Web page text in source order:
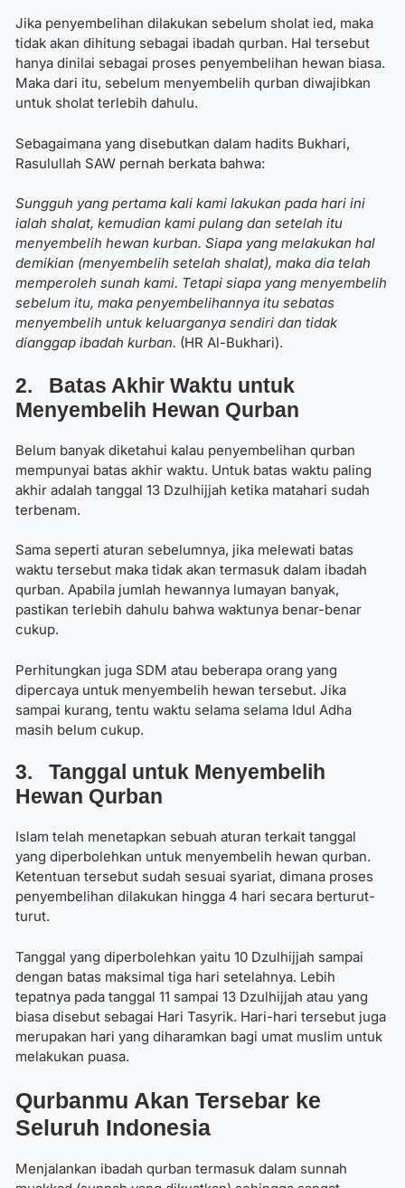
Jika penyembelihan dilakukan sebelum sholat ied, maka
tidak akan dihitung sebagai ibadah qurban. Hal tersebut
hanya dinilai sebagai proses penyembelihan hewan biasa.
Maka dari itu, sebelum menyembelih qurban diwajibkan
untuk sholat terlebih dahulu.
Sebagaimana yang disebutkan dalam hadits Bukhari,
Rasulullah SAW pernah berkata bahwa:
Sungguh yang pertama kali kami lakukan pada hari ini
ialah shalat, kemudian kami pulang dan setelah itu
menyembelih hewan kurban. Siapa yang melakukan hal
demikian (menyembelih setelah shalat), maka dia telah
memperoleh sunah kami. Tetapi siapa yang menyembelih
sebelum itu, maka penyembelihannya itu sebatas
menyembelih untuk keluarganya sendiri dan tidak
dianggap ibadah kurban. (HR Al-Bukhari).
2. Batas Akhir Waktu untuk
Menyembelih Hewan Qurban
Belum banyak diketahui kalau penyembelihan qurban
mempunyai batas akhir waktu. Untuk batas waktu paling
akhir adalah tanggal 13 Dzulhijjah ketika matahari sudah
terbenam.
Sama seperti aturan sebelumnya, jika melewati batas
waktu tersebut maka tidak akan termasuk dalam ibadah
qurban. Apabila jumlah hewannya lumayan banyak,
pastikan terlebih dahulu bahwa waktunya benar-benar
cukup.
Perhitungkan juga SDM atau beberapa orang yang
dipercaya untuk menyembelih hewan tersebut. Jika
sampai kurang, tentu waktu selama selama Idul Adha
masih belum cukup.
3. Tanggal untuk Menyembelih
Hewan Qurban
Islam telah menetapkan sebuah aturan terkait tanggal
yang diperbolehkan untuk menyembelih hewan qurban.
Ketentuan tersebut sudah sesuai syariat, dimana proses
penyembelihan dilakukan hingga 4 hari secara berturut-
turut.
Tanggal yang diperbolehkan yaitu 10 Dzulhijjah sampai
dengan batas maksimal tiga hari setelahnya. Lebih
tepatnya pada tanggal 11 sampai 13 Dzulhijjah atau yang
biasa disebut sebagai Hari Tasyrik. Hari-hari tersebut juga
merupakan hari yang diharamkan bagi umat muslim untuk
melakukan puasa.
Qurbanmu Akan Tersebar ke
Seluruh Indonesia
Menjalankan ibadah qurban termasuk dalam sunnah